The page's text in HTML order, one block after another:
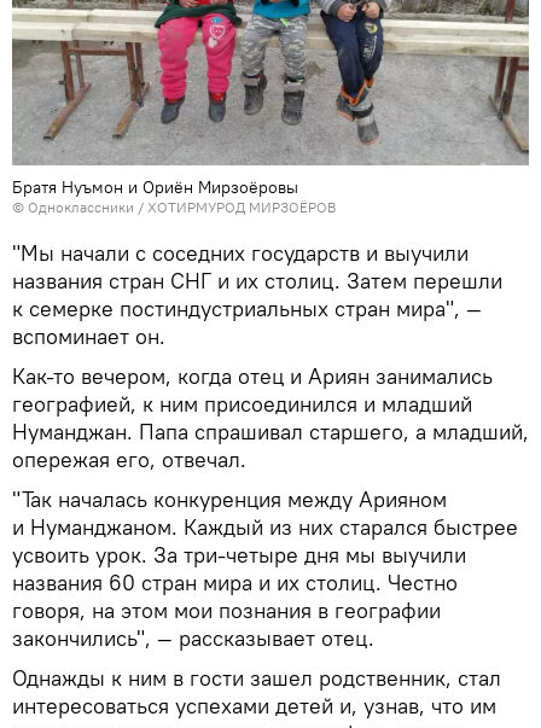
Братя Нуъмон и Ориён Мирзоёровы
© Одноклассники / ХОТИРМУРОД МИРЗОЁРОВ
"Мы начали с соседних государств и выучили
названия стран СНГ и их столиц. Затем перешли
к семерке постиндустриальных стран мира", —
вспоминает он.
Как-то вечером, когда отец и Ариян занимались
географией, к ним присоединился и младший
Нуманджан. Папа спрашивал старшего, а младший,
опережая его, отвечал.
"Так началась конкуренция между Арияном
и Нуманджаном. Каждый из них старался быстрее
усвоить урок. За три-четыре дня мы выучили
названия 60 стран мира и их столиц. Честно
говоря, на этом мои познания в географии
закончились", — рассказывает отец.
Однажды к ним в гости зашел родственник, стал
интересоваться успехами детей и, узнав, что им